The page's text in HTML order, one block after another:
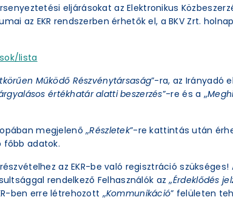
eljárásokat az Elektronikus
az EKR rendszerben érhetők el, a BKV Zrt.
lista
Működő Részvénytársaság”-ra, az Irányadó
értékhatár alatti beszerzés”-re és a „
megjelenő „Részletek”-re kattintás után
főbb adatok.
az EKR-be való regisztráció
rendelkező Felhasználók az „Érdeklődés
ben erre létrehozott „Kommunikáció” felületen